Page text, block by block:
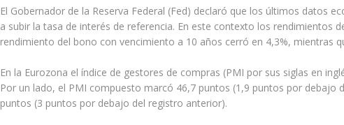
El Gobernador de la Reserva Federal (Fed) declaró que los últimos datos
a subir la tasa de interés de referencia. En este contexto los rendimientos
rendimiento del bono con vencimiento a 10 años cerró en 4,3%, mientras
En la Eurozona el índice de gestores de compras (PMI por sus siglas en
Por un lado, el PMI compuesto marcó 46,7 puntos (1,9 puntos por
puntos (3 puntos por debajo del registro anterior).